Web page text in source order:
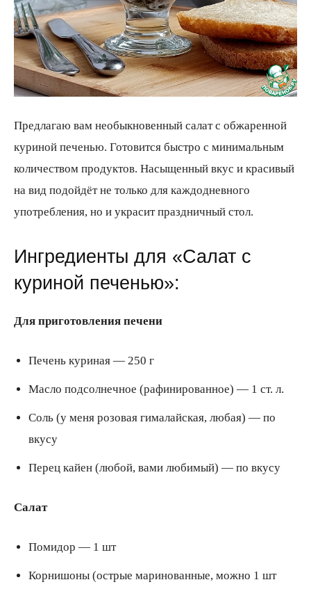
Предлагаю вам необыкновенный салат с обжаренной
куриной печенью. Готовится быстро с минимальным
количеством продуктов. Насыщенный вкус и красивый
на вид подойдёт не только для каждодневного
употребления, но и украсит праздничный стол.
Ингредиенты для «Салат с
куриной печенью»:
Для приготовления печени
Печень куриная — 250 г
Масло подсолнечное (рафинированное) — 1 ст. л.
Соль (у меня розовая гималайская, любая) — по
вкусу
Перец кайен (любой, вами любимый) — по вкусу
Салат
Помидор — 1 шт
Корнишоны (острые маринованные, можно 1 шт